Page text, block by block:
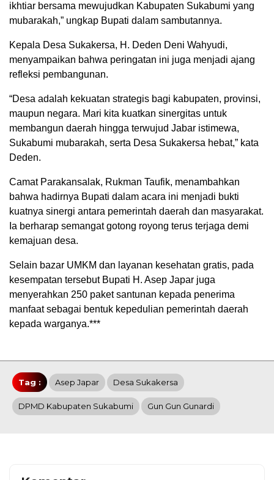
ikhtiar bersama mewujudkan Kabupaten Sukabumi yang
mubarakah,” ungkap Bupati dalam sambutannya.
Kepala Desa Sukakersa, H. Deden Deni Wahyudi,
menyampaikan bahwa peringatan ini juga menjadi ajang
refleksi pembangunan.
“Desa adalah kekuatan strategis bagi kabupaten, provinsi,
maupun negara. Mari kita kuatkan sinergitas untuk
membangun daerah hingga terwujud Jabar istimewa,
Sukabumi mubarakah, serta Desa Sukakersa hebat,” kata
Deden.
Camat Parakansalak, Rukman Taufik, menambahkan
bahwa hadirnya Bupati dalam acara ini menjadi bukti
kuatnya sinergi antara pemerintah daerah dan masyarakat.
Ia berharap semangat gotong royong terus terjaga demi
kemajuan desa.
Selain bazar UMKM dan layanan kesehatan gratis, pada
kesempatan tersebut Bupati H. Asep Japar juga
menyerahkan 250 paket santunan kepada penerima
manfaat sebagai bentuk kepedulian pemerintah daerah
kepada warganya.***
Tag : Asep Japar Desa Sukakersa
DPMD Kabupaten Sukabumi Gun Gun Gunardi